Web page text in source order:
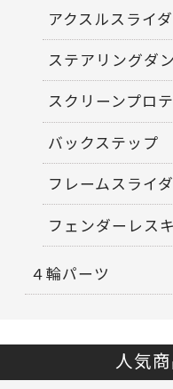
アクスルスライ
ステアリングダ
スクリーンプロ
バックステップ
フレームスライ
フェンダーレス
４輪パーツ
人気